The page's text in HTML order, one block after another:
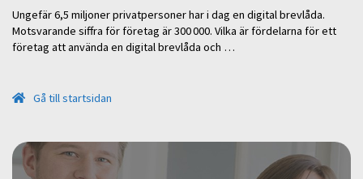
Ungefär 6,5 miljoner privatpersoner har i dag en digital brevlåda.
Motsvarande siffra för företag är 300 000. Vilka är fördelarna för ett
företag att använda en digital brevlåda och …
Gå till startsidan